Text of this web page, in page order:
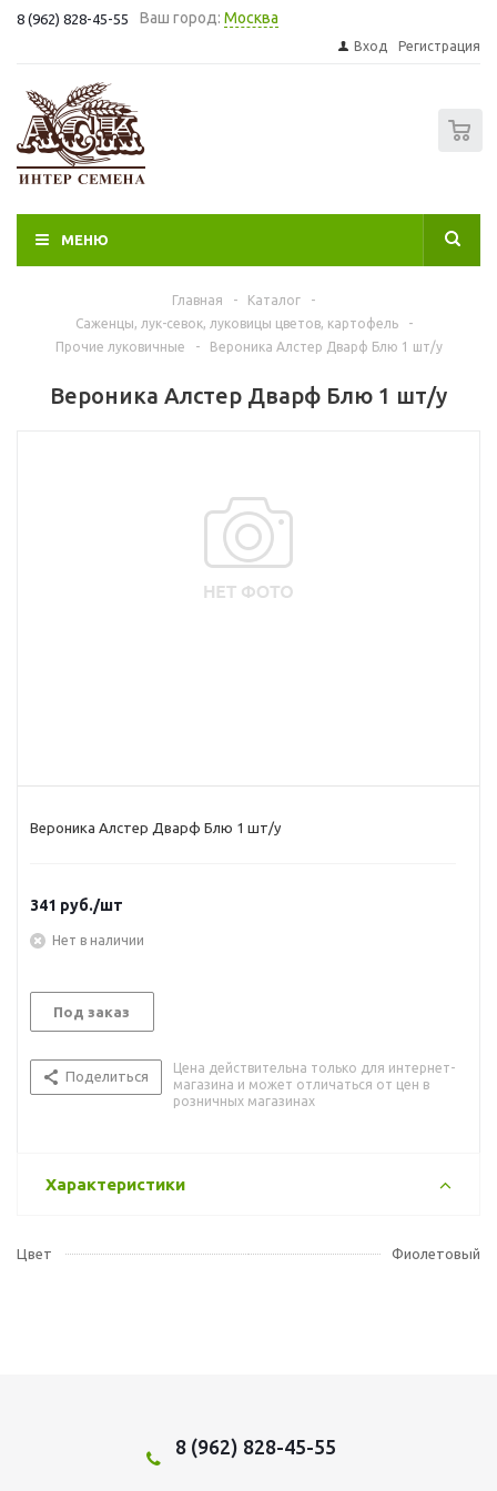
8 (962) 828-45-55 Ваш город: Москва
Вход Регистрация
МЕНЮ
Главная - Каталог
-
Саженцы, лук-севок, луковицы цветов, картофель
-
Прочие луковичные
- Вероника Алстер Дварф Блю 1 шт/у
Вероника Алстер Дварф Блю 1 шт/у
Вероника Алстер Дварф Блю 1 шт/у
341 руб./шт
Нет в наличии
Под заказ
Поделиться
Цена действительна только для интернет-
магазина и может отличаться от цен в
розничных магазинах
Характеристики
Цвет Фиолетовый
8 (962) 828-45-55